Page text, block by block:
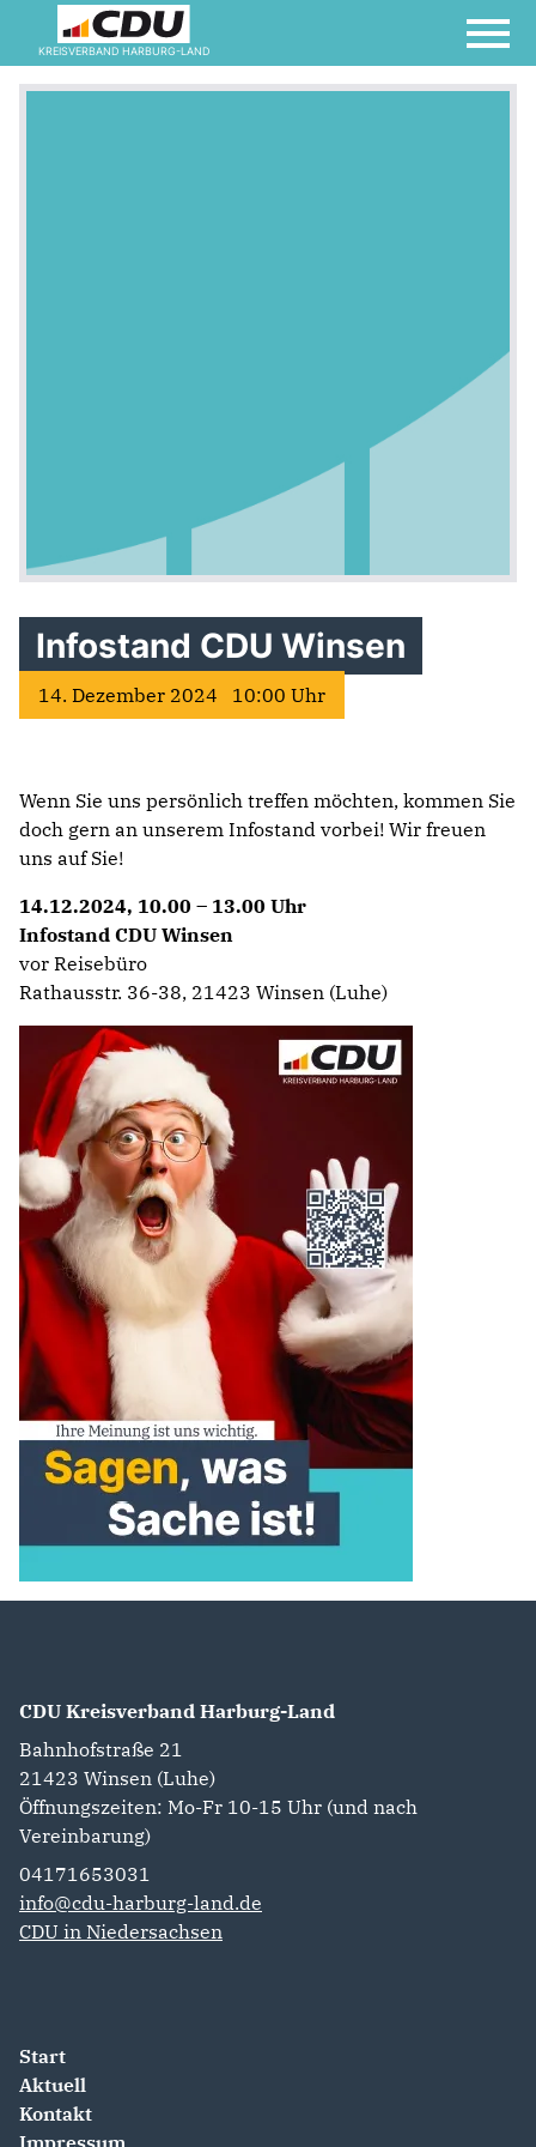
KREISVERBAND HARBURG-LAND
Infostand CDU Winsen
14. Dezember 2024 10:00 Uhr
Wenn Sie uns persönlich treffen möchten, kommen Sie
doch gern an unserem Infostand vorbei! Wir freuen
uns auf Sie!
14.12.2024, 10.00 – 13.00 Uhr
Infostand CDU Winsen
vor Reisebüro
Rathausstr. 36-38, 21423 Winsen (Luhe)
CDU Kreisverband Harburg-Land
Bahnhofstraße 21
21423 Winsen (Luhe)
Öffnungszeiten: Mo-Fr 10-15 Uhr (und nach
Vereinbarung)
04171653031
info@cdu-harburg-land.de
CDU in Niedersachsen
Start
Aktuell
Kontakt
Impressum